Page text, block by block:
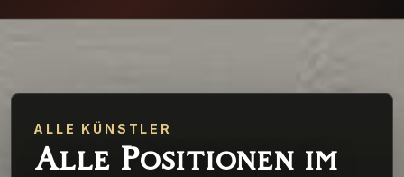
ALLE KÜNSTLER
Alle Positionen im